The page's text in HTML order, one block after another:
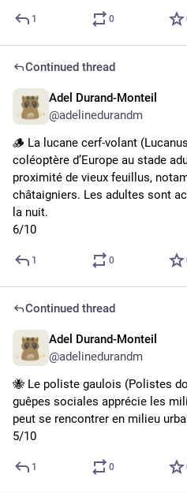
1 0
Continued thread
Adel Durand-Monteil
@adelinedurandm
🪵 La lucane cerf-volant
coléoptère d’Europe au stade
proximité de vieux feuillus,
châtaigniers. Les adultes sont
la nuit.
6/10
1 0
Continued thread
Adel Durand-Monteil
@adelinedurandm
🐝 Le poliste gaulois (Polistes
guêpes sociales apprécie les
peut se rencontrer en milieu
5/10
1 0